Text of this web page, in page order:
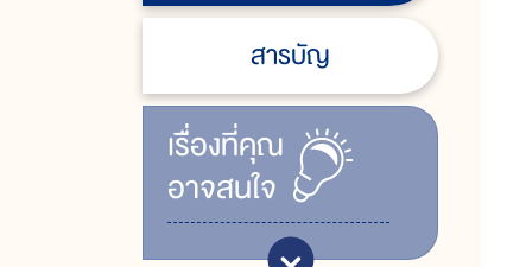
สารบัญ
เรื่ิองที่คุณ
อาจสนใจ